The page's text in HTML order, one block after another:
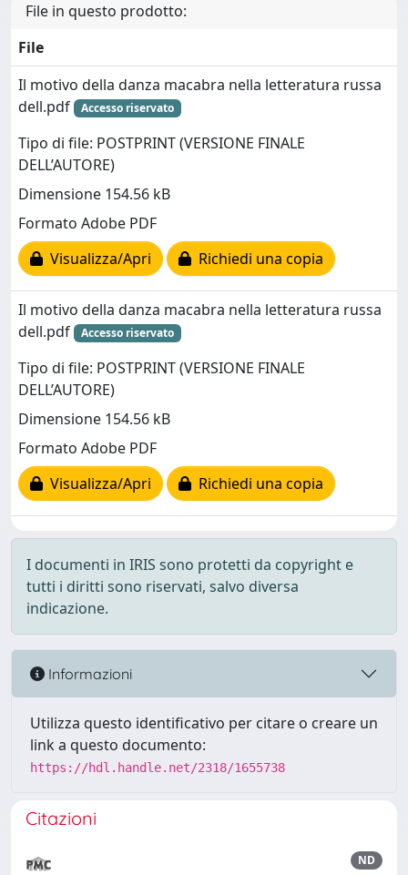
File in questo prodotto:
File
Il motivo della danza macabra nella letteratura russa
dell.pdf
Accesso riservato
Tipo di file: POSTPRINT (VERSIONE FINALE
DELL’AUTORE)
Dimensione 154.56 kB
Formato Adobe PDF
Visualizza/Apri
Richiedi una copia
Il motivo della danza macabra nella letteratura russa
dell.pdf
Accesso riservato
Tipo di file: POSTPRINT (VERSIONE FINALE
DELL’AUTORE)
Dimensione 154.56 kB
Formato Adobe PDF
Visualizza/Apri
Richiedi una copia
I documenti in IRIS sono protetti da copyright e
tutti i diritti sono riservati, salvo diversa
indicazione.
Informazioni
Utilizza questo identificativo per citare o creare un
link a questo documento:
https://hdl.handle.net/2318/1655738
Citazioni
ND